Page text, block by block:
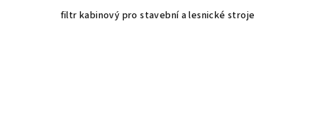
filtr kabinový pro stavební a lesnické stroje